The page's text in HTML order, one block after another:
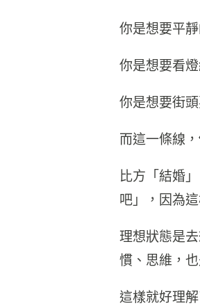
你是想要平
你是想要看
你是想要街
而這一條線，
比方「結婚
吧」，因為
理想狀態是
慣、思維，
這樣就好理